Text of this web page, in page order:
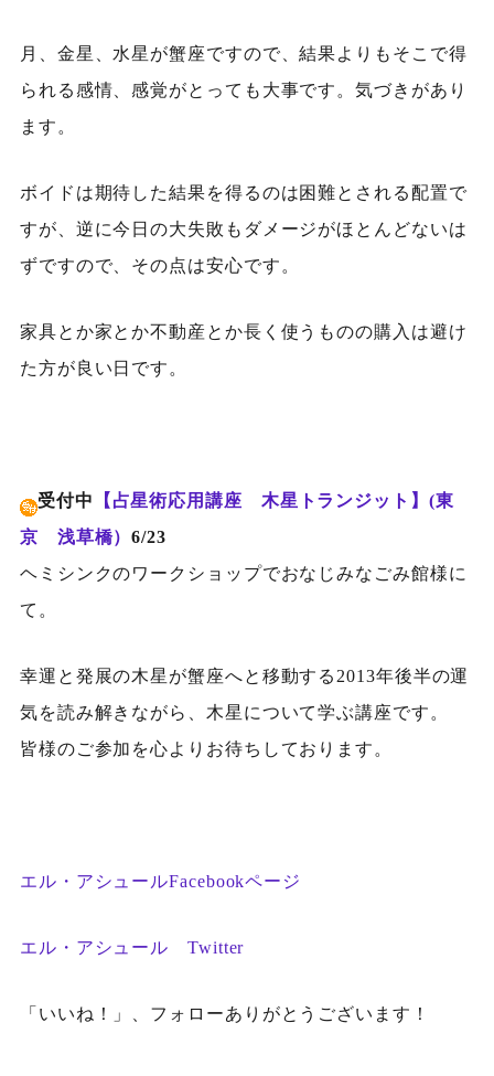
月、金星、水星が蟹座ですので、結果よりもそこで得
られる感情、感覚がとっても大事です。気づきがあり
ます。
ボイドは期待した結果を得るのは困難とされる配置で
すが、逆に今日の大失敗もダメージがほとんどないは
ずですので、その点は安心です。
家具とか家とか不動産とか長く使うものの購入は避け
た方が良い日です。
受付中 【占星術応用講座 木星トランジット】(東
京 浅草橋）6/23
ヘミシンクのワークショップでおなじみなごみ館様に
て。
幸運と発展の木星が蟹座へと移動する2013年後半の運
気を読み解きながら、木星について学ぶ講座です。
皆様のご参加を心よりお待ちしております。
エル・アシュールFacebookページ
エル・アシュール Twitter
「いいね！」、フォローありがとうございます！